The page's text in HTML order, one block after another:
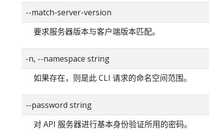
--match-server-version
要求服务器版本与客户端版本匹配。
-n, --namespace string
如果存在，则是此 CLI 请求的命名空间范围。
--password string
对 API 服务器进行基本身份验证所用的密码。